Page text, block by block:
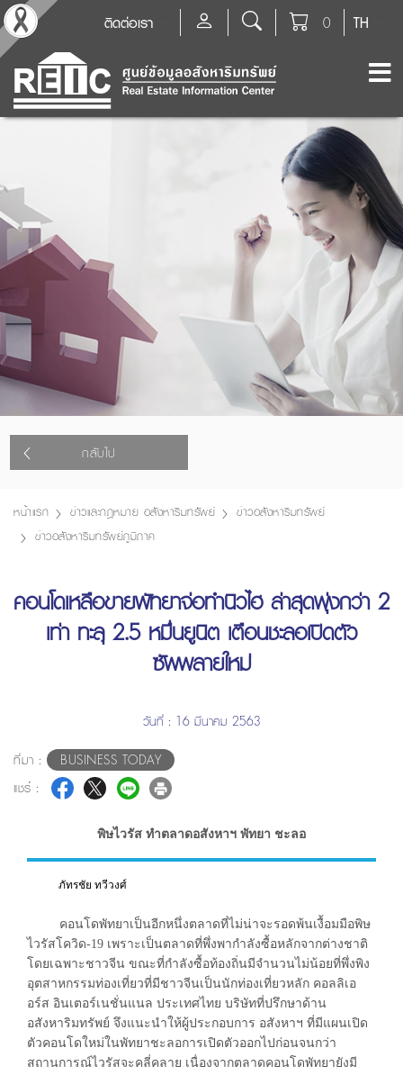
TH
0
ติดต่อเรา
กลับไป
หน้าแรก ข่าวและกฎหมาย อสังหาริมทรัพย์
ข่าวอสังหาริมทรัพย์
ข่าวอสังหาริมทรัพย์ภูมิภาค
คอนโดเหลือขายพัทยาจ่อทำนิวไฮ ล่าสุดพุ่งกว่า 2
เท่า ทะลุ 2.5 หมื่นยูนิต เตือนชะลอเปิดตัว
ซัพพลายใหม่
วันที่ : 16 มีนาคม 2563
ที่มา :
BUSINESS TODAY
แชร์ :
พิษไวรัส ทำตลาดอสังหาฯ พัทยา ชะลอ
ภัทรชัย ทวีวงศ์
คอนโดพัทยาเป็นอีกหนึ่งตลาดที่ไม่น่าจะรอดพ้นเงื้อมมือพิษ
ไวรัสโควิด-19 เพราะเป็นตลาดที่พึ่งพากำลังซื้อหลักจากต่างชาติ
โดยเฉพาะชาวจีน ขณะที่กำลังซื้อท้องถิ่นมีจำนวนไม่น้อยที่พึ่งพิง
อุตสาหกรรมท่องเที่ยวที่มีชาวจีนเป็นนักท่องเที่ยวหลัก คอลลิเอ
อร์ส อินเตอร์เนชั่นแนล ประเทศไทย บริษัทที่ปรึกษาด้าน
อสังหาริมทรัพย์ จึงแนะนำให้ผู้ประกอบการ อสังหาฯ ที่มีแผนเปิด
ตัวคอนโดใหม่ในพัทยาชะลอการเปิดตัวออกไปก่อนจนกว่า
สถานการณ์ไวรัสจะคลี่คลาย เนื่องจากตลาดคอนโดพัทยายังมี